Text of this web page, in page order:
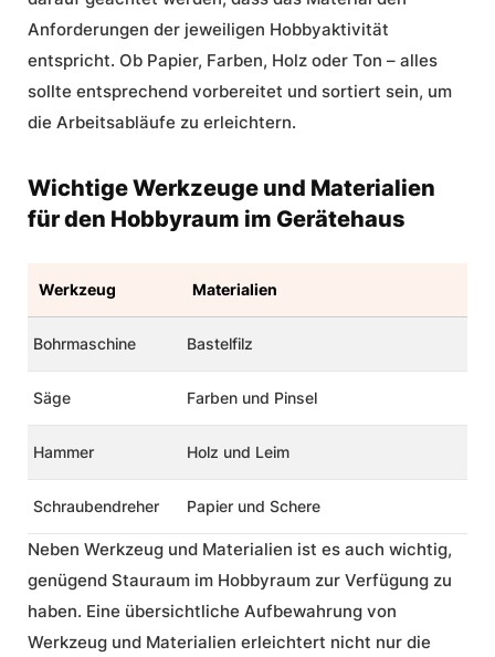
Anforderungen der jeweiligen Hobbyaktivität
entspricht. Ob Papier, Farben, Holz oder Ton – alles
sollte entsprechend vorbereitet und sortiert sein, um
die Arbeitsabläufe zu erleichtern.
Wichtige Werkzeuge und Materialien
für den Hobbyraum im Gerätehaus
Werkzeug Materialien
Bohrmaschine Bastelfilz
Säge Farben und Pinsel
Hammer Holz und Leim
Schraubendreher Papier und Schere
Neben Werkzeug und Materialien ist es auch wichtig,
genügend Stauraum im Hobbyraum zur Verfügung zu
haben. Eine übersichtliche Aufbewahrung von
Werkzeug und Materialien erleichtert nicht nur die